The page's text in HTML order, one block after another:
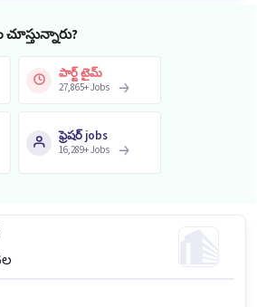
పార్ట్ టైమ్
27,865+Jobs
ఫ్రెషర్ jobs
16,289+Jobs